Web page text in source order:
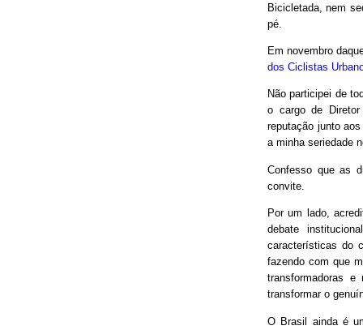
Bicicletada, nem
pé.
Em novembro
dos Ciclistas
Não participei de
o cargo de
reputação junto
a minha seriedade
Confesso que as
convite.
Por um lado,
debate
características do
fazendo com que
transformadoras
transformar o
O Brasil ainda é